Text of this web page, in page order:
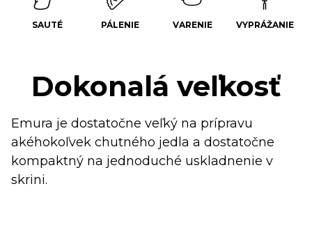
SAUTÉ PÁLENIE VARENIE VYPRÁŽANIE
Dokonalá veľkosť
Emura je dostatočne veľký na prípravu
akéhokoľvek chutného jedla a dostatočne
kompaktný na jednoduché uskladnenie v
skrini.